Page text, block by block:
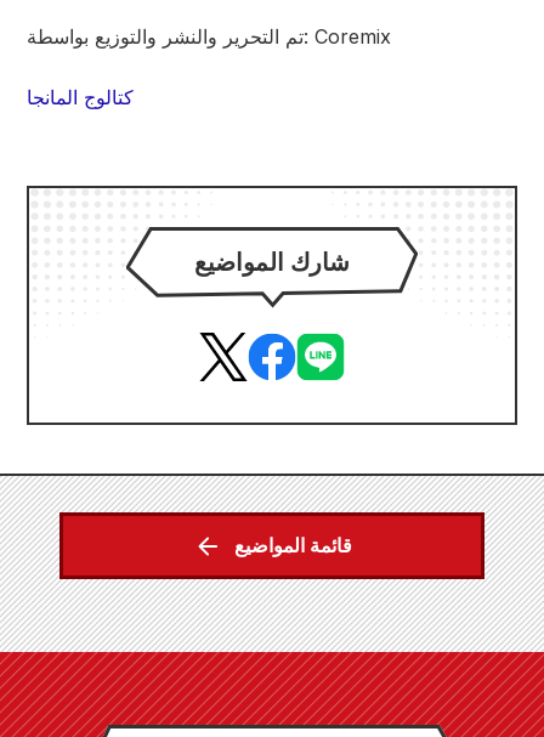
تم التحرير والنشر والتوزيع بواسطة: Coremix
كتالوج المانجا
شارك المواضيع
قائمة المواضيع